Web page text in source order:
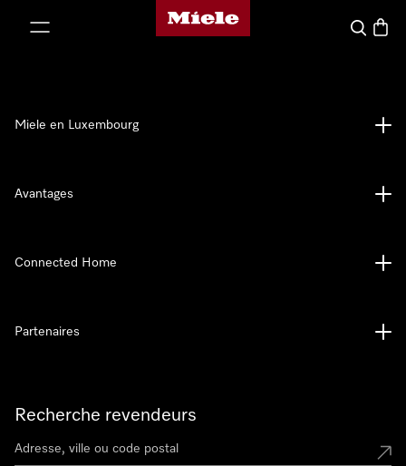
Page d'accueil de Miele
Panier
Recherche revendeurs
Miele en Luxembourg
Avantages
Connected Home
Partenaires